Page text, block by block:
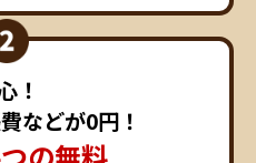
！
などが0円！